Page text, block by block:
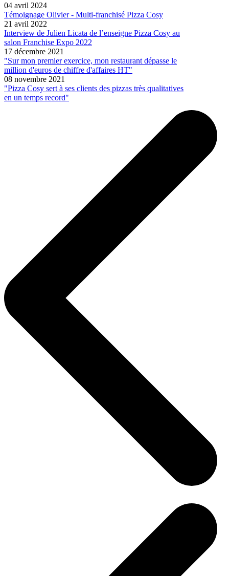
04 avril 2024
Témoignage Olivier - Multi-franchisé Pizza Cosy
21 avril 2022
Interview de Julien Licata de l’enseigne Pizza Cosy au
salon Franchise Expo 2022
17 décembre 2021
"Sur mon premier exercice, mon restaurant dépasse le
million d'euros de chiffre d'affaires HT"
08 novembre 2021
"Pizza Cosy sert à ses clients des pizzas très qualitatives
en un temps record"